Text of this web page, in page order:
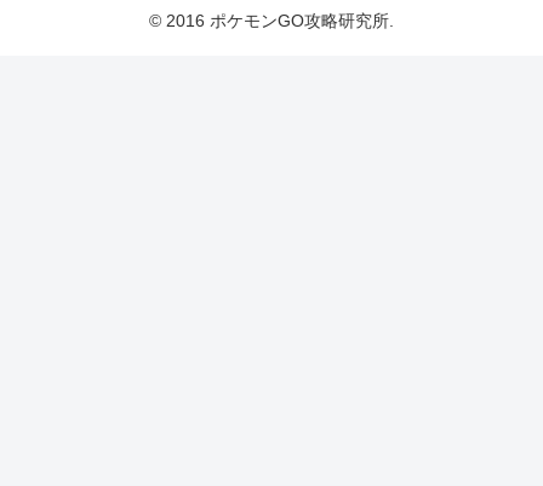
© 2016 ポケモンGO攻略研究所.